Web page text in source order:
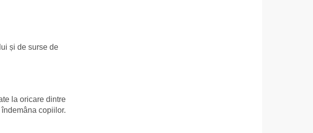
și de surse de
la oricare dintre
copiilor.